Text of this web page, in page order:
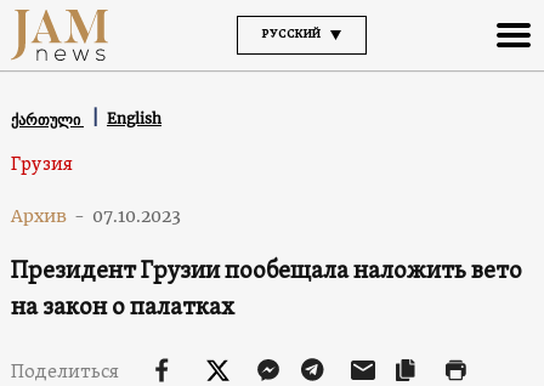
РУССКИЙ
ქართული English
Грузия
Архив - 07.10.2023
Президент Грузии пообещала наложить вето
на закон о палатках
Поделиться